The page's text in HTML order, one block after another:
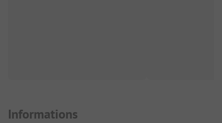
Informations